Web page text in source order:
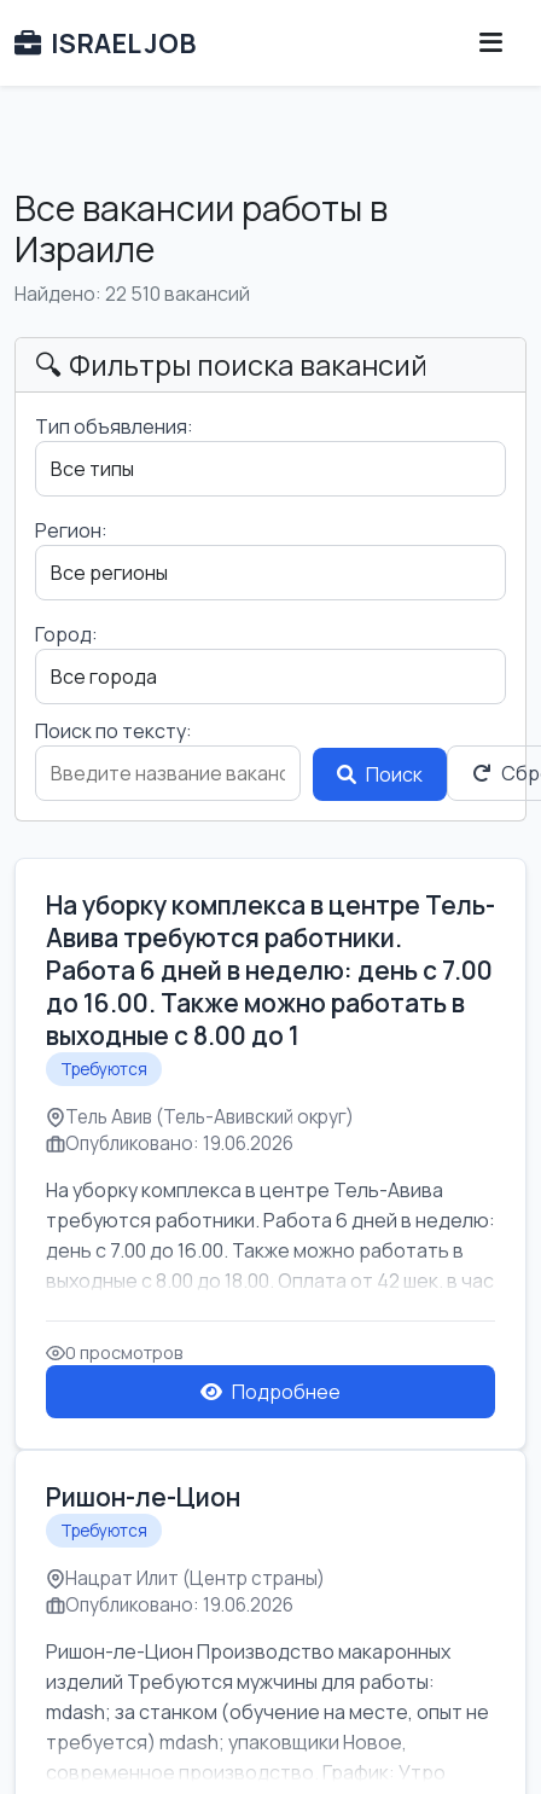
ISRAEL JOB
Все вакансии работы в
Израиле
Найдено: 22 510 вакансий
🔍 Фильтры поиска вакансий
Тип объявления:
Регион:
Город:
Поиск по тексту:
Поиск
На уборку комплекса в центре Тель-
Авива требуются работники.
Работа 6 дней в неделю: день с 7.00
до 16.00. Также можно работать в
выходные с 8.00 до 1
Требуются
Тель Авив (Тель-Авивский округ)
Опубликовано: 19.06.2026
На уборку комплекса в центре Тель-Авива
требуются работники. Работа 6 дней в неделю:
день с 7.00 до 16.00. Также можно работать в
выходные с 8.00 до 18.00. Оплата от 42 шек. в час
0 просмотров
Подробнее
Ришон-ле-Цион
Требуются
Нацрат Илит (Центр страны)
Опубликовано: 19.06.2026
Ришон-ле-Цион Производство макаронных
изделий Требуются мужчины для работы:
mdash; за станком (обучение на месте, опыт не
требуется) mdash; упаковщики Новое,
современное производство. График: Утро